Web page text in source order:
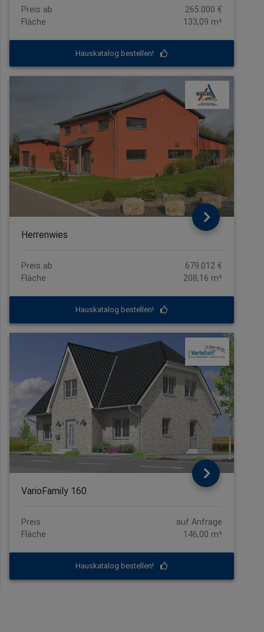
Preis ab
265.000 €
Fläche
133,09 m²
Hauskatalog bestellen!
Herrenwies
Preis ab
679.012 €
Fläche
208,16 m²
Hauskatalog bestellen!
VarioFamily 160
Preis
auf Anfrage
Fläche
146,00 m²
Hauskatalog bestellen!